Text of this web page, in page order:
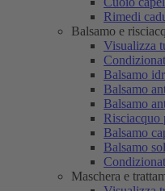
Rimedi
Balsamo e
Visualizza
Balsamo
Balsamo
Balsamo
Risciacquo
Balsamo
Balsamo
Maschera e